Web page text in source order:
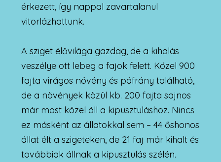
érkezett, így nappal zavartalanul
vitorlázhattunk.
A sziget élővilága gazdag, de a kihalás
veszélye ott lebeg a fajok felett. Közel 900
fajta virágos növény és páfrány található,
de a növények közül kb. 200 fajta sajnos
már most közel áll a kipusztuláshoz. Nincs
ez másként az állatokkal sem – 44 őshonos
állat élt a szigeteken, de 21 faj már kihalt és
továbbiak állnak a kipusztulás szélén.